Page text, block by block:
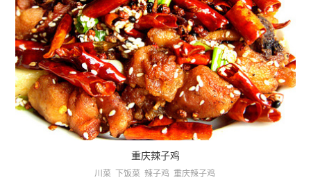
重庆辣子鸡
川菜 下饭菜 辣子鸡 重庆辣子鸡